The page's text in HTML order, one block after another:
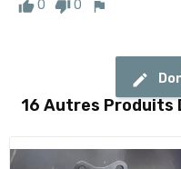
0 0
16 Autres Produits